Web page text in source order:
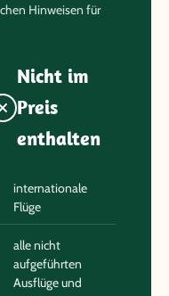
Hinweisen für
Nicht im
Preis
enthalten
internationale
Flüge
alle nicht
aufgeführten
Ausflüge und